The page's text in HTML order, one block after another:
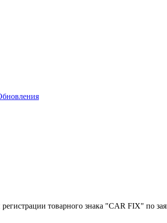
регистрации товарного знака "CAR FIX" по